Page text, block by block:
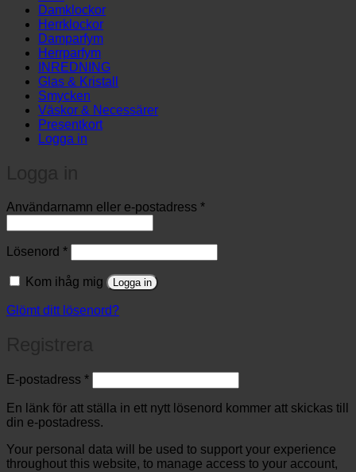
…
Damklockor
Herrklockor
Damparfym
Herrparfym
INREDNING
Glas & Kristall
Smycken
Väskor & Necessärer
Presentkort
Logga in
Användarnamn eller e-postadress *Obligatoriskt
Lösenord *Obligatoriskt
Kom ihåg mig Logga in
Glömt ditt lösenord?
E-postadress *Obligatoriskt
En länk för att ställa in ett nytt lösenord kommer att skickas till
din e-postadress.
Your personal data will be used to support your experience
throughout this website, to manage access to your account,